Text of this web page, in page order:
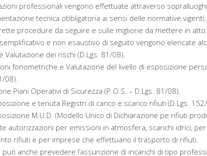
professionali vengono effettuate attraverso
tecnica obbligatoria ai sensi delle normative
procedure da seguire e sulle migliorie da mettere in atto.
e non esaustivo di seguito vengono elencate
Valutazione dei rischi (D.Lgs. 81/08).
fonometriche e Valutazione del livello di esposizione
08).
Piani Operativi di Sicurezza (P.O.S. – D.Lgs. 81/08).
e tenuta Registri di carico e scarico rifiuti (D.Lgs.
M.U.D. (Modello Unico di Dichiarazione pe rifiuti
autorizzazioni per emissioni in atmosfera, scarichi idrici,
rifiuti e per imprese che effettuano il trasporto di rifiuti.
può anche prevedere l’assunzione di incarichi di tipo